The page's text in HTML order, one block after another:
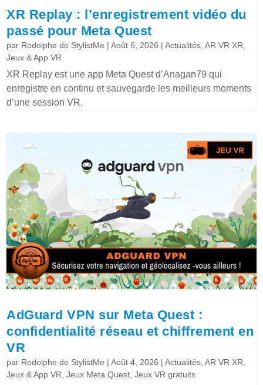
XR Replay : l’enregistrement vidéo du
passé pour Meta Quest
par Rodolphe de StylistMe |Août 6, 2026 |Actualités ,AR VR XR
Jeux & App VR
XR Replay est une app Meta Quest d’Anagan79 qui
enregistre en continu et sauvegarde les meilleurs moments
d’une session VR.
AdGuard VPN sur Meta Quest :
confidentialité réseau et chiffrement en
VR
par Rodolphe de StylistMe |Août 4, 2026 |Actualités ,AR VR XR
Jeux & App VR ,Jeux Meta Quest ,Jeux VR gratuits